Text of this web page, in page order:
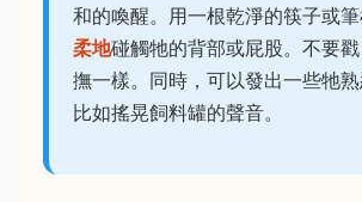
和的喚醒。用一根乾淨的筷子或筆
柔地碰觸牠的背部或屁股。不要
撫一樣。同時，可以發出一些牠熟
比如搖晃飼料罐的聲音。